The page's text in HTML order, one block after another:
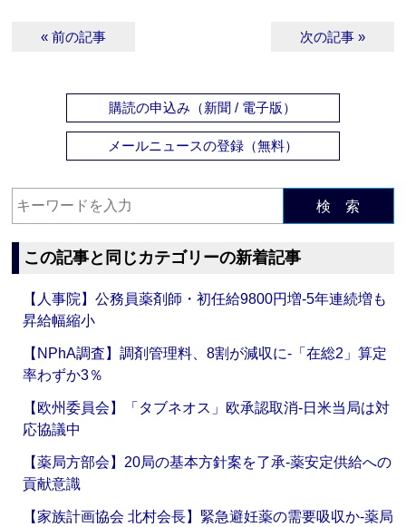
« 前の記事 次の記事 »
購読の申込み（新聞 / 電子版）
メールニュースの登録（無料）
検 索
この記事と同じカテゴリーの新着記事
【人事院】公務員薬剤師・初任給9800円増‐5年連続増も
昇給幅縮小
【NPhA調査】調剤管理料、8割が減収に‐「在総2」算定
率わずか3％
【欧州委員会】「タブネオス」欧承認取消‐日米当局は対
応協議中
【薬局方部会】20局の基本方針案を了承‐薬安定供給への
貢献意識
【家族計画協会 北村会長】緊急避妊薬の需要吸収か‐薬局